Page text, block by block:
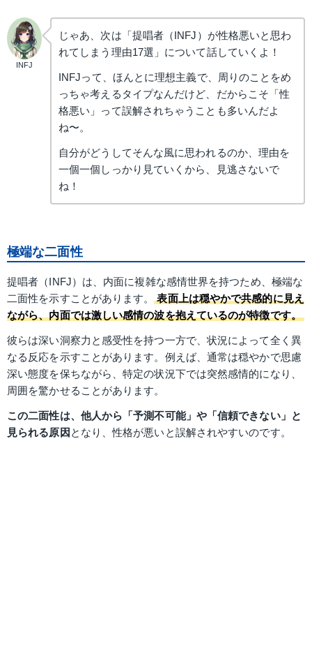
INFJ
じゃあ、次は「提唱者（INFJ）が性格悪いと思わ
れてしまう理由17選」について話していくよ！
INFJって、ほんとに理想主義で、周りのことをめ
っちゃ考えるタイプなんだけど、だからこそ「性
格悪い」って誤解されちゃうことも多いんだよ
ね〜。
自分がどうしてそんな風に思われるのか、理由を
一個一個しっかり見ていくから、見逃さないで
ね！
極端な二面性
提唱者（INFJ）は、内面に複雑な感情世界を持つため、極端な
二面性を示すことがあります。 表面上は穏やかで共感的に見え
ながら、内面では激しい感情の波を抱えているのが特徴です。
彼らは深い洞察力と感受性を持つ一方で、状況によって全く異
なる反応を示すことがあります。例えば、通常は穏やかで思慮
深い態度を保ちながら、特定の状況下では突然感情的になり、
周囲を驚かせることがあります。
この二面性は、他人から「予測不可能」や「信頼できない」と
見られる原因 となり、性格が悪いと誤解されやすいのです。